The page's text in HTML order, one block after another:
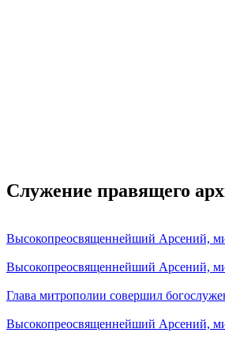
Служение правящего
Высокопреосвященнейший Арсений,
Высокопреосвященнейший Арсений,
Глава митрополии совершил
Высокопреосвященнейший Арсений,